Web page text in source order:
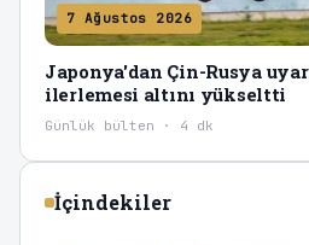
7 Ağustos 2026
Japonya'dan Çin-Rusya
ilerlemesi altını yükseltti
Günlük bülten · 4 dk
İçindekiler